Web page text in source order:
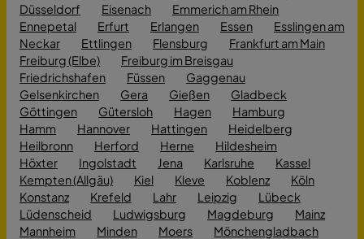
Düsseldorf
Eisenach
Emmerich am Rhein
Ennepetal
Erfurt Erlangen Essen
Esslingen am
Neckar
Ettlingen Flensburg
Frankfurt am Main
Freiburg (Elbe)
Freiburg im Breisgau
Friedrichshafen
Füssen
Gaggenau
Gelsenkirchen
Gera Gießen
Gladbeck
Göttingen
Gütersloh Hagen
Hamburg
Hamm
Hannover Hattingen
Heidelberg
Heilbronn
Herford Herne
Hildesheim
Höxter
Ingolstadt Jena Karlsruhe
Kassel
Kempten (Allgäu)
Kiel Kleve Koblenz
Köln
Konstanz
Krefeld Lahr Leipzig
Lübeck
Lüdenscheid
Ludwigsburg Magdeburg
Mainz
Mannheim
Minden Moers
Mönchengladbach